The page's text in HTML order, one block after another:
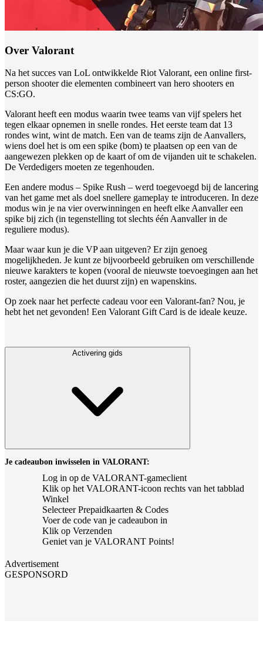
Over Valorant
Na het succes van LoL ontwikkelde Riot Valorant, een online first-
person shooter die elementen combineert van hero shooters en
CS:GO.
Valorant heeft een modus waarin twee teams van vijf spelers het
tegen elkaar opnemen in snelle rondes. Het eerste team dat 13
rondes wint, wint de match. Een van de teams zijn de Aanvallers,
wiens doel het is om een spike (bom) te plaatsen op een van de
aangewezen plekken op de kaart of om de vijanden uit te schakelen.
De Verdedigers moeten ze tegenhouden.
Een andere modus – Spike Rush – werd toegevoegd bij de lancering
van het game met als doel snellere gameplay te introduceren. In deze
modus win je na vier overwinningen en heeft elke Aanvaller een
spike bij zich (in tegenstelling tot slechts één Aanvaller in de
reguliere modus).
Maar waar kun je die VP aan uitgeven? Er zijn genoeg
mogelijkheden. Je kunt ze bijvoorbeeld gebruiken om verschillende
nieuwe karakters te kopen (vooral de nieuwste toevoegingen aan het
roster, aangezien die het duurst zijn) en wapenskins.
Op zoek naar het perfecte cadeau voor een Valorant-fan? Nou, je
hebt het net gevonden! Een Valorant Gift Card is de ideale keuze.
Activering gids
Je cadeaubon inwisselen in VALORANT:
Log in op de VALORANT-gameclient
Klik op het VALORANT-icoon rechts van het tabblad
Winkel
Selecteer Prepaidkaarten & Codes
Voer de code van je cadeaubon in
Klik op Verzenden
Geniet van je VALORANT Points!
Advertisement
GESPONSORD